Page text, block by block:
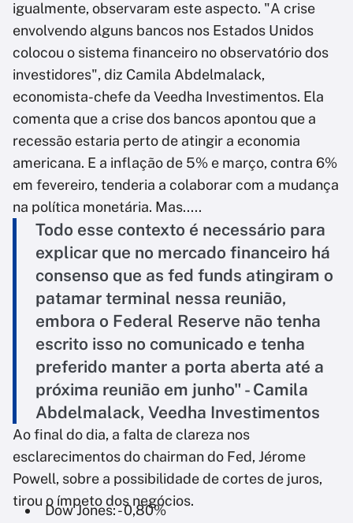
igualmente, observaram este aspecto. "A crise
envolvendo alguns bancos nos Estados Unidos
colocou o sistema financeiro no observatório dos
investidores", diz Camila Abdelmalack,
economista-chefe da Veedha Investimentos. Ela
comenta que a crise dos bancos apontou que a
recessão estaria perto de atingir a economia
americana. E a inflação de 5% e março, contra 6%
em fevereiro, tenderia a colaborar com a mudança
na política monetária. Mas.....
Todo esse contexto é necessário para
explicar que no mercado financeiro há
consenso que as fed funds atingiram o
patamar terminal nessa reunião,
embora o Federal Reserve não tenha
escrito isso no comunicado e tenha
preferido manter a porta aberta até a
próxima reunião em junho" - Camila
Abdelmalack, Veedha Investimentos
Ao final do dia, a falta de clareza nos
esclarecimentos do chairman do Fed, Jérome
Powell, sobre a possibilidade de cortes de juros,
tirou o ímpeto dos negócios.
Dow Jones: - 0,80%